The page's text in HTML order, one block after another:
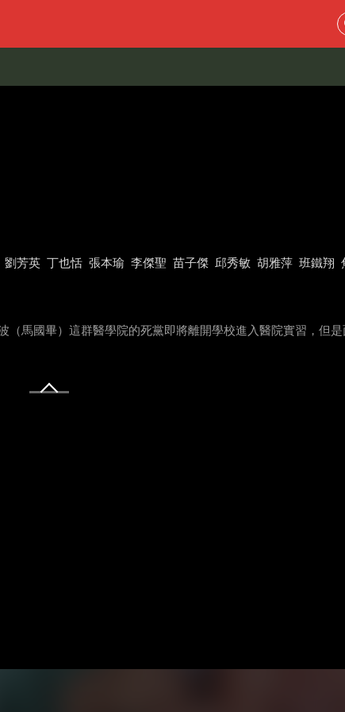
劉芳英 丁也恬 張本瑜 李傑聖 苗子傑 邱秀敏 胡雅萍 班鐵翔
馬國畢）這群醫學院的死黨即將離開學校進入醫院實習，但